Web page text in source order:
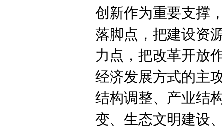
创新作为重要支撑
落脚点，把建设资
力点，把改革开放
经济发展方式的主
结构调整、产业结
变、生态文明建设